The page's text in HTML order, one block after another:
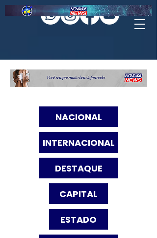
NACIONAL
INTERNACIONAL
DESTAQUE
CAPITAL
ESTADO